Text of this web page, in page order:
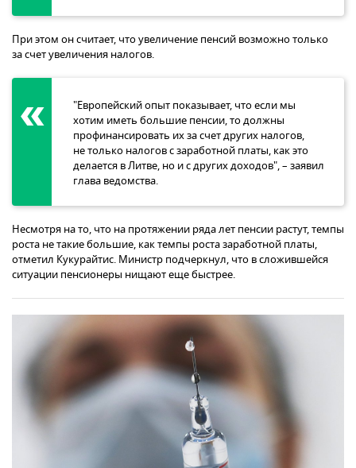
При этом он считает, что увеличение пенсий возможно только
за счет увеличения налогов.
"Европейский опыт показывает, что если мы
хотим иметь большие пенсии, то должны
профинансировать их за счет других налогов,
не только налогов с заработной платы, как это
делается в Литве, но и с других доходов", – заявил
глава ведомства.
Несмотря на то, что на протяжении ряда лет пенсии растут, темпы
роста не такие большие, как темпы роста заработной платы,
отметил Кукурайтис. Министр подчеркнул, что в сложившейся
ситуации пенсионеры нищают еще быстрее.